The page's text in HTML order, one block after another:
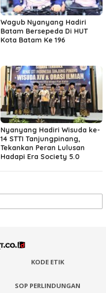
Wagub Nyanyang Hadiri
Batam Bersepeda Di HUT
Kota Batam Ke 196
Nyanyang Hadiri Wisuda ke-
14 STTI Tanjungpinang,
Tekankan Peran Lulusan
Hadapi Era Society 5.0
KODE ETIK
SOP PERLINDUNGAN